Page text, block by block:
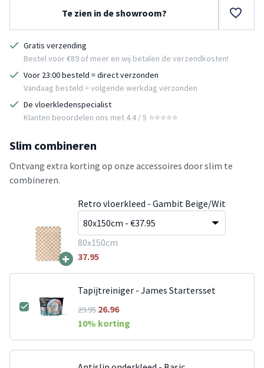
Te zien in de showroom?
Gratis verzending
Bestel voor €89 of meer en wij betalen de verzendkosten!
Voor 23:00 besteld = direct verzonden
Vandaag besteld = volgende werkdag verzonden
De vloerkledenspecialist
Klanten beoordelen ons met 4.4 / 5 ⭐⭐⭐⭐⭐
Slim combineren
Ontvang extra korting op onze accessoires door slim te
combineren.
+
Retro vloerkleed - Gambit Beige/Wit
80x150cm
37.95
Tapijtreiniger - James Startersset
29.9526.96
10% korting